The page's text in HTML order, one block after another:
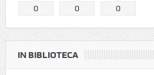
0 0 0
IN BIBLIOTECA